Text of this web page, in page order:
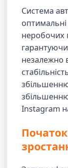
Система
оптимальні
неробочих
незалежно
збільшенню
Instagram